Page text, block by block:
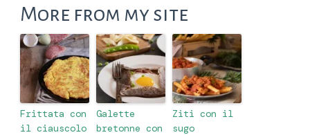
More from my site
Frittata con
il ciauscolo
Galette
bretonne con
Ziti con il
sugo